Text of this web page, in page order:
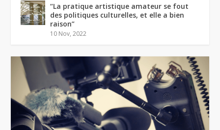
“La pratique artistique amateur se fout
des politiques culturelles, et elle a bien
raison”
10 Nov, 2022